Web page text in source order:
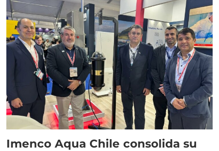
Imenco Aqua Chile consolida su